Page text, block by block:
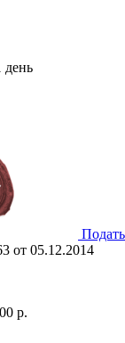
день
от 05.12.2014
р.